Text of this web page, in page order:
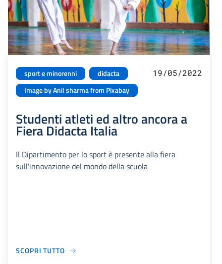
sport e minorenni
didacta
Image by Anil sharma from Pixabay
19/05/2022
Studenti atleti ed altro ancora a
Fiera Didacta Italia
Il Dipartimento per lo sport è presente alla fiera
sull'innovazione del mondo della scuola
SCOPRI TUTTO